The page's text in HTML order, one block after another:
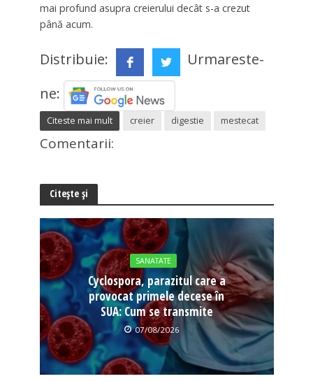
mai profund asupra creierului decât s-a crezut
până acum.
Distribuie:
Urmareste-
ne:
Citeste mai mult creier digestie mestecat
Comentarii:
Citește și
SANATATE
Cyclospora, parazitul care a
provocat primele decese în
SUA: Cum se transmite
07/08/2026